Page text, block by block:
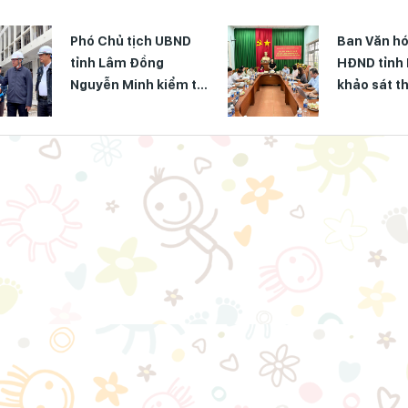
Phó Chủ tịch UBND
tỉnh Lâm Đồng
Nguyễn Minh kiểm tra
Ban Văn
HĐND tỉnh
khảo sát